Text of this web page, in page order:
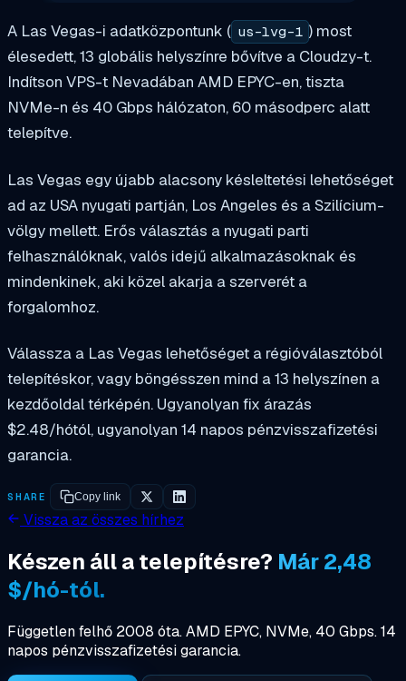
A Las Vegas-i adatközpontunk ( us-lvg-1 ) most
élesedett, 13 globális helyszínre bővítve a Cloudzy-t.
Indítson VPS-t Nevadában AMD EPYC-en, tiszta
NVMe-n és 40 Gbps hálózaton, 60 másodperc alatt
telepítve.
Las Vegas egy újabb alacsony késleltetési lehetőséget
ad az USA nyugati partján, Los Angeles és a Szilícium-
völgy mellett. Erős választás a nyugati parti
felhasználóknak, valós idejű alkalmazásoknak és
mindenkinek, aki közel akarja a szerverét a
forgalomhoz.
Válassza a Las Vegas lehetőséget a régióválasztóból
telepítéskor, vagy böngésszen mind a 13 helyszínen a
kezdőoldal térképén. Ugyanolyan fix árazás
$2.48/hótól, ugyanolyan 14 napos pénzvisszafizetési
garancia.
SHARE Copy link
Vissza az összes hírhez
Készen áll a telepítésre? Már 2,48
$/hó-tól.
Független felhő 2008 óta. AMD EPYC, NVMe, 40 Gbps. 14
napos pénzvisszafizetési garancia.